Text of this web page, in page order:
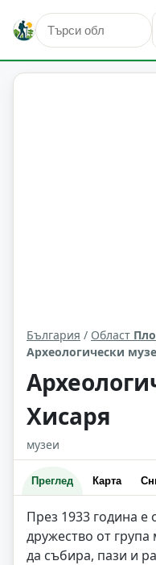
култура и изкуство
България / Област
Археологически
Хисаря
музеи
Преглед Карта
През 1933 година е
дружество от
да събира, пази и